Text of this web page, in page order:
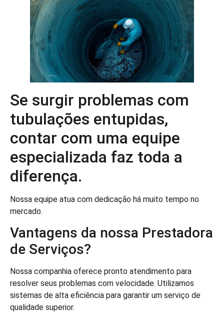
Se surgir problemas com
tubulações entupidas,
contar com uma equipe
especializada faz toda a
diferença.
Nossa equipe atua com dedicação há muito tempo no
mercado.
Vantagens da nossa Prestadora
de Serviços?
Nossa companhia oferece pronto atendimento para
resolver seus problemas com velocidade. Utilizamos
sistemas de alta eficiência para garantir um serviço de
qualidade superior.